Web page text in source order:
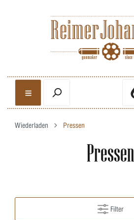
Wiederladen Pressen
Pressen
Filter